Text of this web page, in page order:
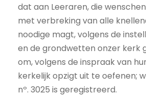
dat aan Leeraren, die
met verbreking van alle
noodige magt, volgens de
en de grondwetten onzer kerk
om, volgens de inspraak van
kerkelijk opzigt uit te oefenen;
nº. 3025 is geregistreerd.